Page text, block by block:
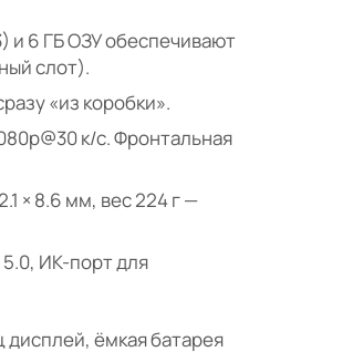
и 6 ГБ ОЗУ обеспечивают
слот).
«из коробки».
к/с. Фронтальная
× 8.6 мм, вес 224 г —
5.0, ИК-порт для
ёмкая батарея